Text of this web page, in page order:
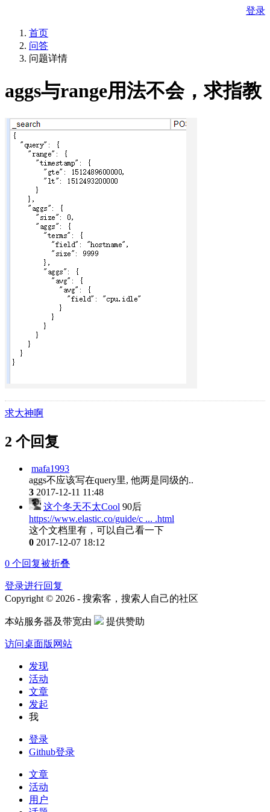
登录
首页
问答
问题详情
aggs与range用法不会，求指教
求大神啊
2 个回复
mafa1993
aggs不应该写在query里, 他两是同级的..
3 2017-12-11 11:48
这个冬天不太Cool 90后
https://www.elastic.co/guide/c ... .html
这个文档里有，可以自己看一下
0 2017-12-07 18:12
0 个回复被折叠
登录进行回复
Copyright © 2026 - 搜索客，搜索人自己的社区
本站服务器及带宽由 提供赞助
访问桌面版网站
发现
活动
文章
发起
我
登录
Github登录
文章
活动
用户